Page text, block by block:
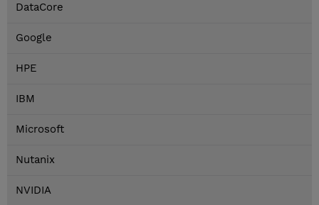
DataCore
Google
HPE
IBM
Microsoft
Nutanix
NVIDIA